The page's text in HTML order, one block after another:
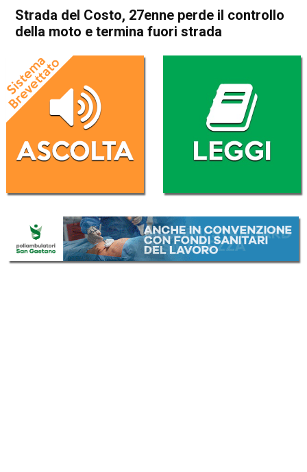
Strada del Costo, 27enne perde il controllo
della moto e termina fuori strada
Thiene Cogollo del Cengio
Cogollo del Cengio
Strada del Costo, 27enne
perde il controllo della moto e
termina fuori strada
16 Maggio 2022 (aggiornato il16 Maggio 2022 19:12